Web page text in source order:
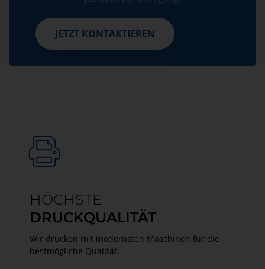
JETZT KONTAKTIEREN
JETZT KONTAKTIEREN
HÖCHSTE
DRUCKQUALITÄT
Wir drucken mit modernsten Maschinen für die
bestmögliche Qualität.